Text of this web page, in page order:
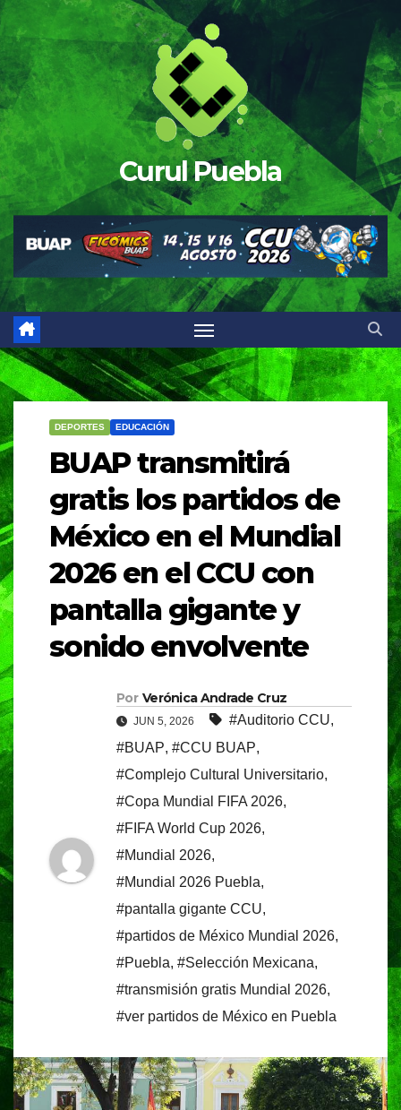
Saltar
al
contenido
Curul Puebla
DEPORTES EDUCACIÓN
BUAP transmitirá
gratis los partidos de
México en el Mundial
2026 en el CCU con
pantalla gigante y
sonido envolvente
Por Verónica Andrade Cruz
JUN 5, 2026 #Auditorio CCU,
#BUAP, #CCU BUAP,
#Complejo Cultural Universitario,
#Copa Mundial FIFA 2026,
#FIFA World Cup 2026,
#Mundial 2026,
#Mundial 2026 Puebla,
#pantalla gigante CCU,
#partidos de México Mundial 2026,
#Puebla, #Selección Mexicana,
#transmisión gratis Mundial 2026,
#ver partidos de México en Puebla